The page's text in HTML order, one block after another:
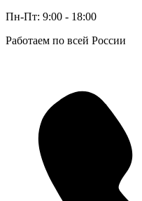
Пн-Пт: 9:00 - 18:00
Работаем по всей России